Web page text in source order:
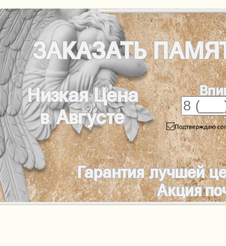
ЗАКАЗАТЬ
Низкая Цена
в Августе
Гарантия лучшей
Акция